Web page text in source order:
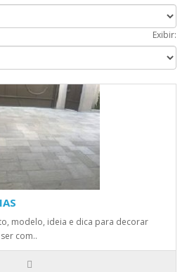
Exibir:
modelo, ideia e dica para decorar
com..